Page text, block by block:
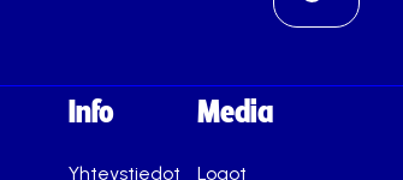
Info
Yhteystiedot
Media
Logot